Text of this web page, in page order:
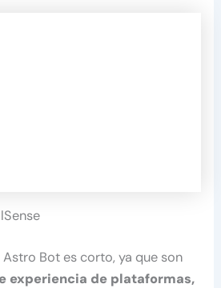
Astro Bot es corto, ya que son
experiencia de plataformas,